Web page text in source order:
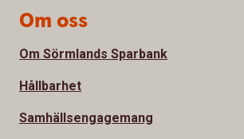
Om oss
Om Sörmlands Sparbank
Hållbarhet
Samhällsengagemang